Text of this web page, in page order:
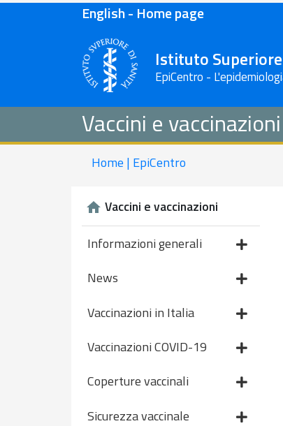
English - Home page
Istituto
EpiCentro -
Vaccini e vaccinazioni
Home | EpiCentro
Vaccini e vaccinazioni
Informazioni generali
News
Vaccinazioni in Italia
Vaccinazioni COVID-19
Coperture vaccinali
Sicurezza vaccinale